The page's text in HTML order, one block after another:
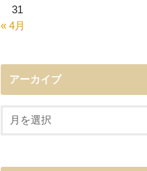
31
« 4月
アーカイブ